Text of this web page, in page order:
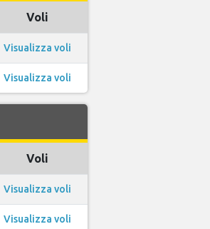
Voli
Visualizza voli
Visualizza voli
Voli
Visualizza voli
Visualizza voli